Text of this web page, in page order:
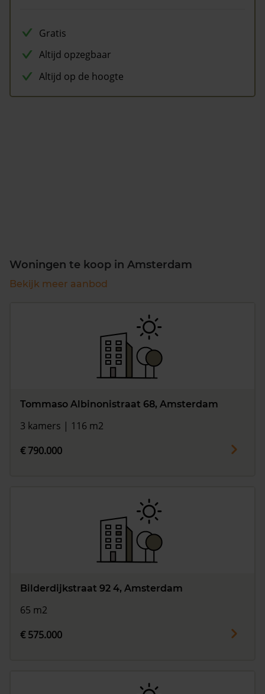
Gratis
Altijd opzegbaar
Altijd op de hoogte
Woningen te koop in Amsterdam
Bekijk meer aanbod
Tommaso Albinonistraat 68, Amsterdam
3 kamers | 116 m2
€ 790.000
Bilderdijkstraat 92 4, Amsterdam
65 m2
€ 575.000